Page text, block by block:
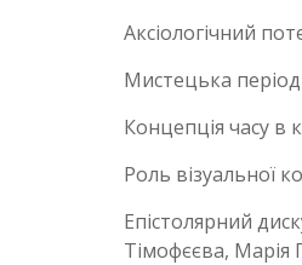
Аксіологічний
Мистецька
Концепція часу в
Роль візуальної
Епістолярний
Тімофєєва, Марія